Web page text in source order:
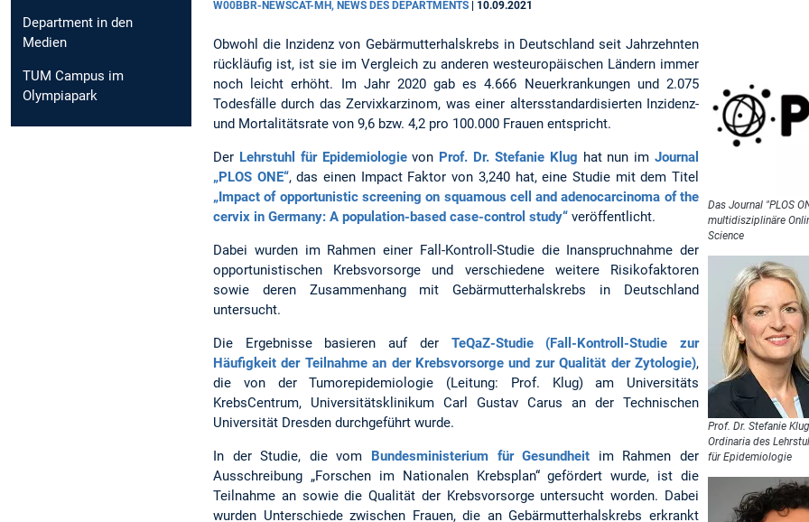
Department in den
Medien
TUM Campus im
Olympiapark
W00BBR-NEWSCAT-MH, NEWS DES DEPARTMENTS | 10.09.2021
Das Journal "PLOS
multidisziplinäre
Science
Prof. Dr. Stefanie
Ordinaria des
für Epidemiologie
Obwohl die Inzidenz von Gebärmutterhalskrebs in Deutschland seit Jahrzehnten
rückläufig ist, ist sie im Vergleich zu anderen westeuropäischen Ländern immer
noch leicht erhöht. Im Jahr 2020 gab es 4.666 Neuerkrankungen und 2.075
Todesfälle durch das Zervixkarzinom, was einer altersstandardisierten Inzidenz-
und Mortalitätsrate von 9,6 bzw. 4,2 pro 100.000 Frauen entspricht.
Der Lehrstuhl für Epidemiologievon Prof. Dr. Stefanie Klug hat nun imJournal
„PLOS ONE“, das einen Impact Faktor von 3,240 hat, eine Studie mit dem Titel
„Impact of opportunistic screening on squamous cell and adenocarcinoma of the
cervix in Germany: A population-based case-control study“ veröffentlicht.
Dabei wurden im Rahmen einer Fall-Kontroll-Studie die Inanspruchnahme der
opportunistischen Krebsvorsorge und verschiedene weitere Risikofaktoren
sowie deren Zusammenhang mit Gebärmutterhalskrebs in Deutschland
untersucht.
Die Ergebnisse basieren auf der TeQaZ-Studie (Fall-Kontroll-Studie zur
Häufigkeit der Teilnahme an der Krebsvorsorge und zur Qualität der Zytologie),
die von der Tumorepidemiologie (Leitung: Prof. Klug) am Universitäts
KrebsCentrum, Universitätsklinikum Carl Gustav Carus an der Technischen
Universität Dresden durchgeführt wurde.
In der Studie, die vom Bundesministerium für Gesundheit im Rahmen der
Ausschreibung „Forschen im Nationalen Krebsplan“ gefördert wurde, ist die
Teilnahme an sowie die Qualität der Krebsvorsorge untersucht worden. Dabei
wurden Unterschiede zwischen Frauen, die an Gebärmutterhalskrebs erkrankt